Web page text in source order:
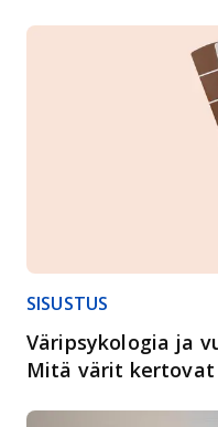
SISUSTUS
Väripsykologia ja
Mitä värit